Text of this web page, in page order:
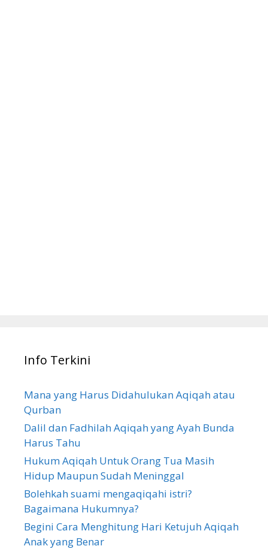
Info Terkini
Mana yang Harus Didahulukan Aqiqah atau
Qurban
Dalil dan Fadhilah Aqiqah yang Ayah Bunda
Harus Tahu
Hukum Aqiqah Untuk Orang Tua Masih
Hidup Maupun Sudah Meninggal
Bolehkah suami mengaqiqahi istri?
Bagaimana Hukumnya?
Begini Cara Menghitung Hari Ketujuh Aqiqah
Anak yang Benar